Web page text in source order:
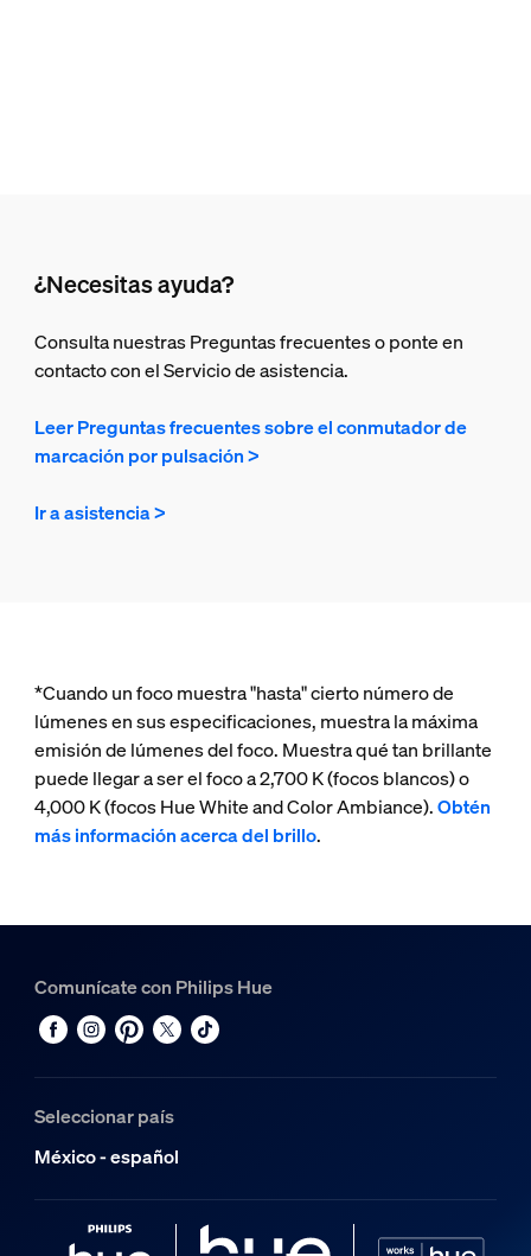
¿Necesitas ayuda?
Consulta nuestras Preguntas frecuentes o ponte en
contacto con el Servicio de asistencia.
Leer Preguntas frecuentes sobre el conmutador de
marcación por pulsación >
Ir a asistencia >
*Cuando un foco muestra "hasta" cierto número de
lúmenes en sus especificaciones, muestra la máxima
emisión de lúmenes del foco. Muestra qué tan brillante
puede llegar a ser el foco a 2,700 K (focos blancos) o
4,000 K (focos Hue White and Color Ambiance).Obtén
más información acerca del brillo.
Comunícate con Philips Hue
Seleccionar país
México - español